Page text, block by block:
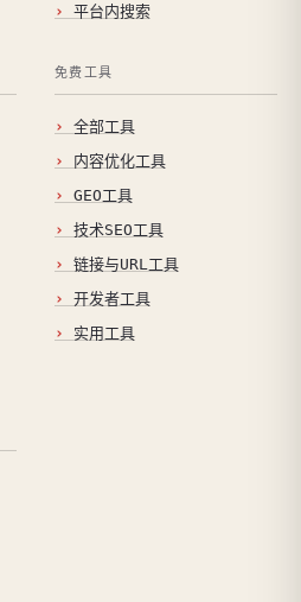
平台内搜索
免费工具
全部工具
内容优化工具
GEO工具
技术SEO工具
链接与URL工具
开发者工具
实用工具